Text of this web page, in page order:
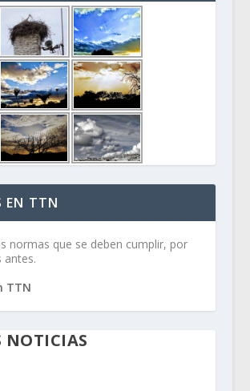
EN TTN
normas que se deben cumplir, por
antes.
TTN
NOTICIAS